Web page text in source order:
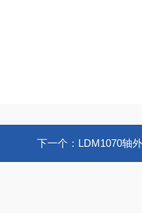
下一个： LDM1070轴